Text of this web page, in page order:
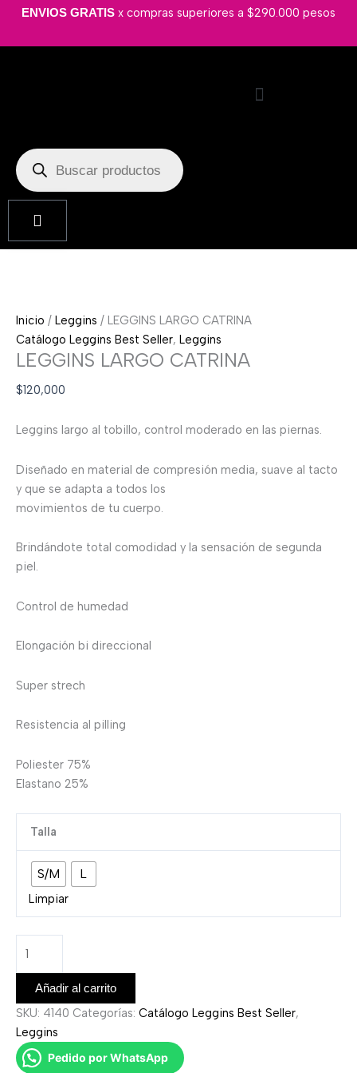
contenido
ENVIOS GRATIS x compras superiores a $290.000 pesos
de
productos
Cart
Inicio / Leggins / LEGGINS LARGO CATRINA
Catálogo Leggins Best Seller, Leggins
LEGGINS LARGO CATRINA
$120,000
Leggins largo al tobillo, control moderado en las piernas.
Diseñado en material de compresión media, suave al tacto
y que se adapta a todos los
movimientos de tu cuerpo.
Brindándote total comodidad y la sensación de segunda
piel.
Control de humedad
Elongación bi direccional
Super strech
Resistencia al pilling
Poliester 75%
Elastano 25%
Talla
S/M L
Limpiar
LEGGINS
CATRINA
Añadir al carrito
SKU: 4140 Categorías: Catálogo Leggins Best Seller,
Leggins
Pedido por WhatsApp